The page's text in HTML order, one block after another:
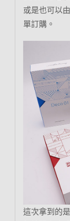
或是也可以由
單訂購。
這次拿到的是